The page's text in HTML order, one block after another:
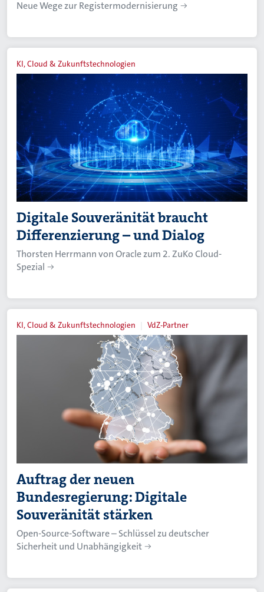
Neue Wege zur Registermodernisierung
KI, Cloud & Zukunftstechnologien
Digitale Souveränität braucht
Differenzierung – und Dialog
Thorsten Herrmann von Oracle zum 2. ZuKo Cloud-
Spezial
KI, Cloud & Zukunftstechnologien VdZ-Partner
Auftrag der neuen
Bundesregierung: Digitale
Souveränität stärken
Open-Source-Software – Schlüssel zu deutscher
Sicherheit und Unabhängigkeit